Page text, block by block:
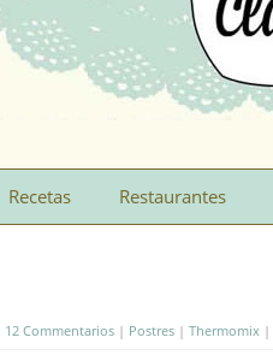
Recetas Restaurantes
12 Commentarios | Postres | Thermomix |